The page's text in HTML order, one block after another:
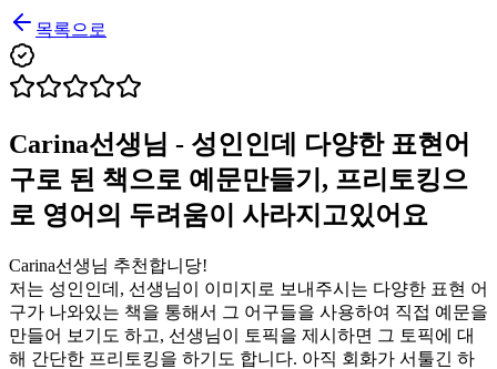
목록으로
Carina선생님 - 성인인데 다양한 표현어
구로 된 책으로 예문만들기, 프리토킹으
로 영어의 두려움이 사라지고있어요
Carina선생님 추천합니당!
저는 성인인데, 선생님이 이미지로 보내주시는 다양한 표현 어
구가 나와있는 책을 통해서 그 어구들을 사용하여 직접 예문을
만들어 보기도 하고, 선생님이 토픽을 제시하면 그 토픽에 대
해 간단한 프리토킹을 하기도 합니다. 아직 회화가 서툴긴 하